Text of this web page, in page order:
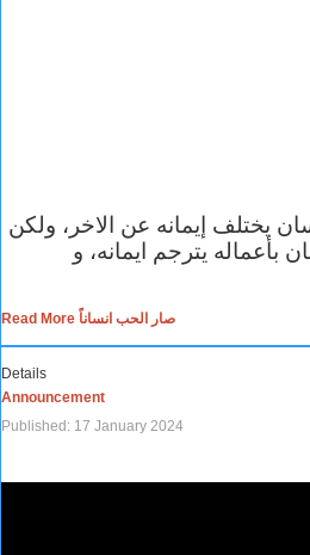
يختلف إيمانه عن الاخر، ولكن
بأعماله يترجم ايمانه، و
Read More صار الحب انساناً
Details
Announcement
Published: 17 January 2024